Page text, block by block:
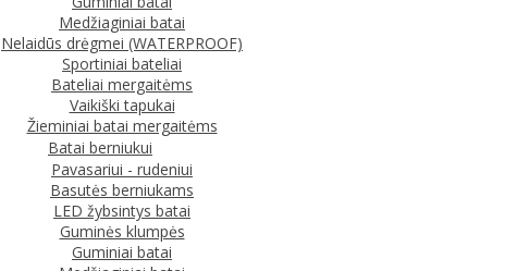
Medžiaginiai batai
Nelaidūs drėgmei (WATERPROOF)
Sportiniai bateliai
Bateliai mergaitėms
Vaikiški tapukai
Žieminiai batai mergaitėms
Batai berniukui
Pavasariui - rudeniui
Basutės berniukams
LED žybsintys batai
Guminės klumpės
Guminiai batai